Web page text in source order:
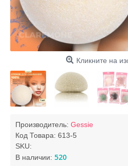
Кликните на
Производитель: Gessie
Код Товара: 613-5
SKU:
В наличии: 520